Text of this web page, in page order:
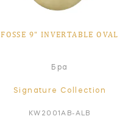
FOSSE 9" INVERTABLE OVAL
Бра
Signature Collection
KW2001AB-ALB